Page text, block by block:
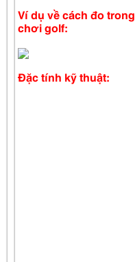
Ví dụ về cách đo trong
chơi golf:
Đặc tính kỹ thuật: